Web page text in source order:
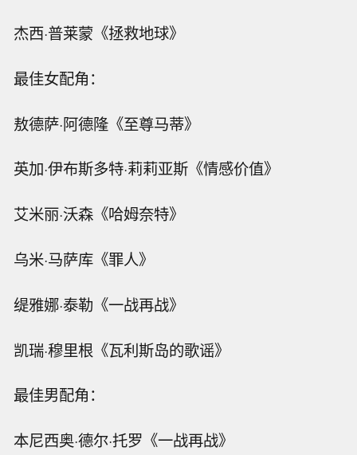
杰西·普莱蒙《拯救地球》
最佳女配角：
敖德萨·阿德隆《至尊马蒂》
英加·伊布斯多特·莉莉亚斯《情感价值》
艾米丽·沃森《哈姆奈特》
乌米·马萨库《罪人》
缇雅娜·泰勒《一战再战》
凯瑞·穆里根《瓦利斯岛的歌谣》
最佳男配角：
本尼西奥·德尔·托罗《一战再战》